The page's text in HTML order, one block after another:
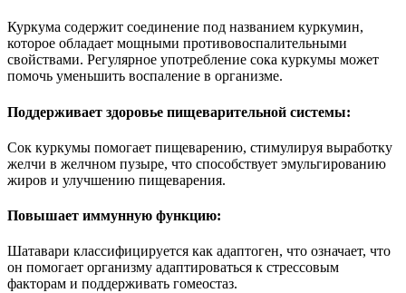
Куркума содержит соединение под названием куркумин,
которое обладает мощными противовоспалительными
свойствами. Регулярное употребление сока куркумы может
помочь уменьшить воспаление в организме.
Поддерживает здоровье пищеварительной системы:
Сок куркумы помогает пищеварению, стимулируя выработку
желчи в желчном пузыре, что способствует эмульгированию
жиров и улучшению пищеварения.
Повышает иммунную функцию:
Шатавари классифицируется как адаптоген, что означает, что
он помогает организму адаптироваться к стрессовым
факторам и поддерживать гомеостаз.